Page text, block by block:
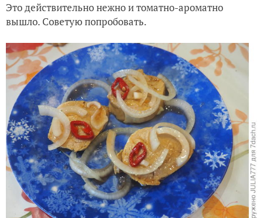
Это действительно нежно и томатно-ароматно
вышло. Советую попробовать.